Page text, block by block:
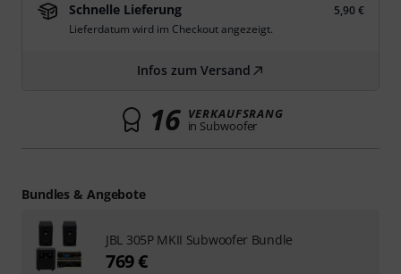
Schnelle Lieferung
5,90 €
Lieferdatum wird im Checkout angezeigt.
Infos zum Versand
16 VERKAUFSRANG
in Subwoofer
Bundles & Angebote
JBL 305P MKII Subwoofer Bundle
769 €